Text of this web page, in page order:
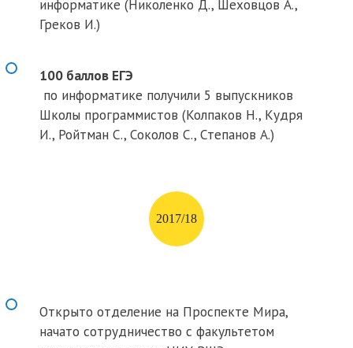
информатике (Николенко Д., Шеховцов А.,
Греков И.)
100 баллов ЕГЭ
по информатике получили 5 выпускников
Школы программистов (Колпаков Н., Кудря
И., Ройтман С., Соколов С., Степанов А.)
2017/18
Открыто отделение на Проспекте Мира,
начато сотрудничество с факультетом